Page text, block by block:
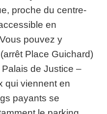
proche du centre-
en
pouvez y
(arrêt Place Guichard)
Palais de Justice –
qui viennent en
payants se